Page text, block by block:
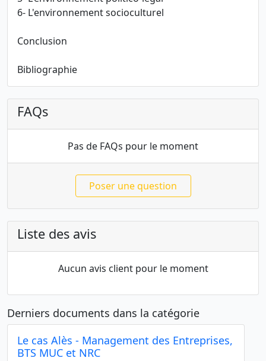
6- L'environnement socioculturel
Conclusion
Bibliographie
FAQs
Pas de FAQs pour le moment
Poser une question
Liste des avis
Aucun avis client pour le moment
Derniers documents dans la catégorie
Le cas Alès - Management des Entreprises,
BTS MUC et NRC